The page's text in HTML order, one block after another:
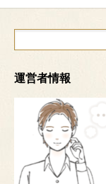
運営者情報